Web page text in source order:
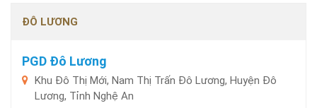
ĐÔ LƯƠNG
PGD Đô Lương
Khu Đô Thị Mới, Nam Thị Trấn Đô Lương, Huyện Đô
Lương, Tỉnh Nghệ An